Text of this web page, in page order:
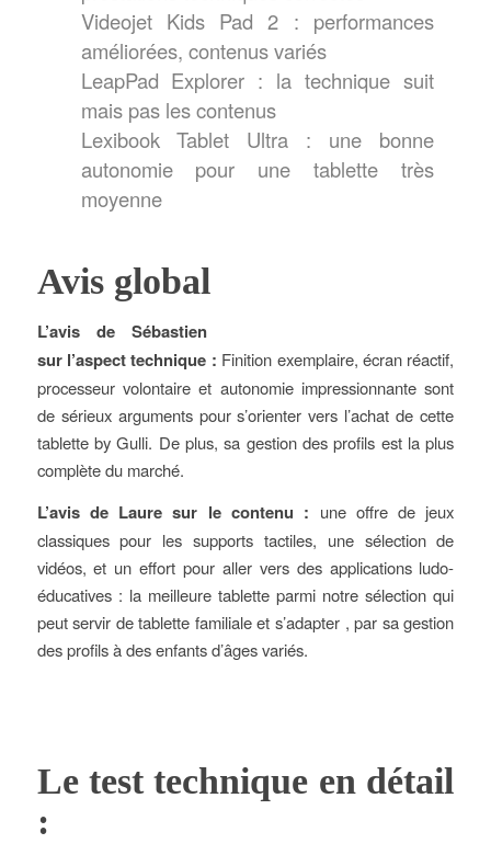
Videojet Kids Pad 2 : performances
améliorées, contenus variés
LeapPad Explorer : la technique suit
mais pas les contenus
Lexibook Tablet Ultra : une bonne
autonomie pour une tablette très
moyenne
Avis global
L’avis de Sébastien
sur l’aspect technique : Finition exemplaire, écran réactif,
processeur volontaire et autonomie impressionnante sont
de sérieux arguments pour s’orienter vers l’achat de cette
tablette by Gulli. De plus, sa gestion des profils est la plus
complète du marché.
L’avis de Laure sur le contenu : une offre de jeux
classiques pour les supports tactiles, une sélection de
vidéos, et un effort pour aller vers des applications ludo-
éducatives : la meilleure tablette parmi notre sélection qui
peut servir de tablette familiale et s’adapter , par sa gestion
des profils à des enfants d’âges variés.
Le test technique en détail
: